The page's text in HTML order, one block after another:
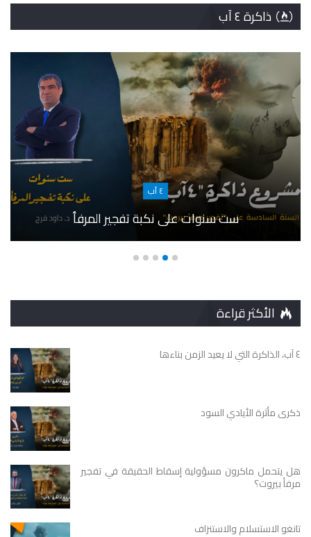
ذاكرة ٤ آب
٤ آب
ست سنوات على نكبة تفجير المرفأ
الأكثر قراءة
٤ آب، الذاكرة التي لا يعيد الزمن بناءها
ذكرى مأثرة الأيادي السود
هل يتحمل ماكرون مسؤولية إسقاط الحقيقة في تفجير
مرفأ بيروت؟
تانغو الاستسلام والاستنزاف